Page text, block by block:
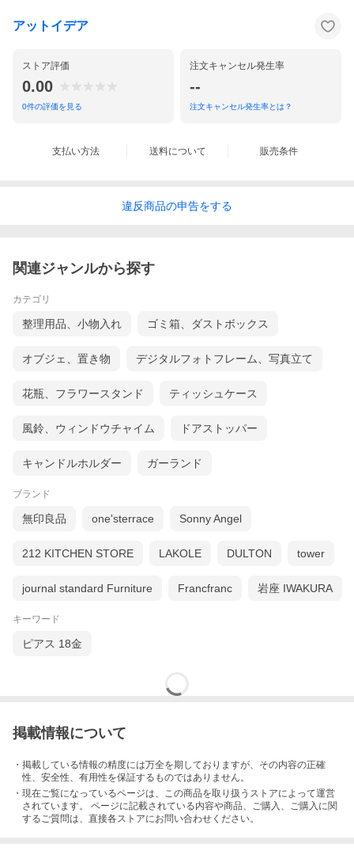
アットイデア
ストア評価
0.00
0件の評価を見る
注文キャンセル発生率
--
注文キャンセル発生率とは？
支払い方法 送料について 販売条件
違反商品の申告をする
関連ジャンルから探す
カテゴリ
整理用品、小物入れ ゴミ箱、ダストボックス
オブジェ、置き物 デジタルフォトフレーム、写真立て
花瓶、フラワースタンド ティッシュケース
風鈴、ウィンドウチャイム ドアストッパー
キャンドルホルダー ガーランド
ブランド
無印良品 one'sterrace Sonny Angel
212 KITCHEN STORE LAKOLE DULTON tower
journal standard Furniture Francfranc 岩座 IWAKURA
キーワード
ピアス 18金
掲載情報について
・掲載している情報の精度には万全を期しておりますが、その内容の正確
性、安全性、有用性を保証するものではありません。
・現在ご覧になっているページは、この商品を取り扱うストアによって運営
されています。 ページに記載されている内容や商品、ご購入 、ご購入に関
するご質問は、直接各ストアにお問い合わせください。